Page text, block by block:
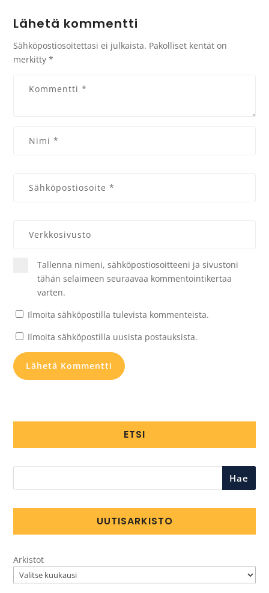
Lähetä kommentti
Sähköpostiosoitettasi ei julkaista. Pakolliset kentät on
merkitty*
Tallenna nimeni, sähköpostiosoitteeni ja sivustoni
tähän selaimeen seuraavaa kommentointikertaa
varten.
Ilmoita sähköpostilla tulevista kommenteista.
Ilmoita sähköpostilla uusista postauksista.
ETSI
Hae
UUTISARKISTO
Arkistot